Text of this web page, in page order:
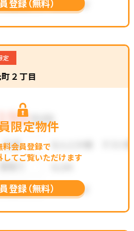
登録（無料）
定
２丁目
限定物件
料会員登録で
してご覧いただけます
登録（無料）